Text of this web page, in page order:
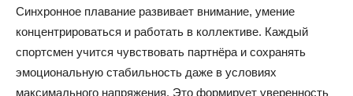
Синхронное плавание развивает внимание, умение
концентрироваться и работать в коллективе. Каждый
спортсмен учится чувствовать партнёра и сохранять
эмоциональную стабильность даже в условиях
максимального напряжения. Это формирует уверенность